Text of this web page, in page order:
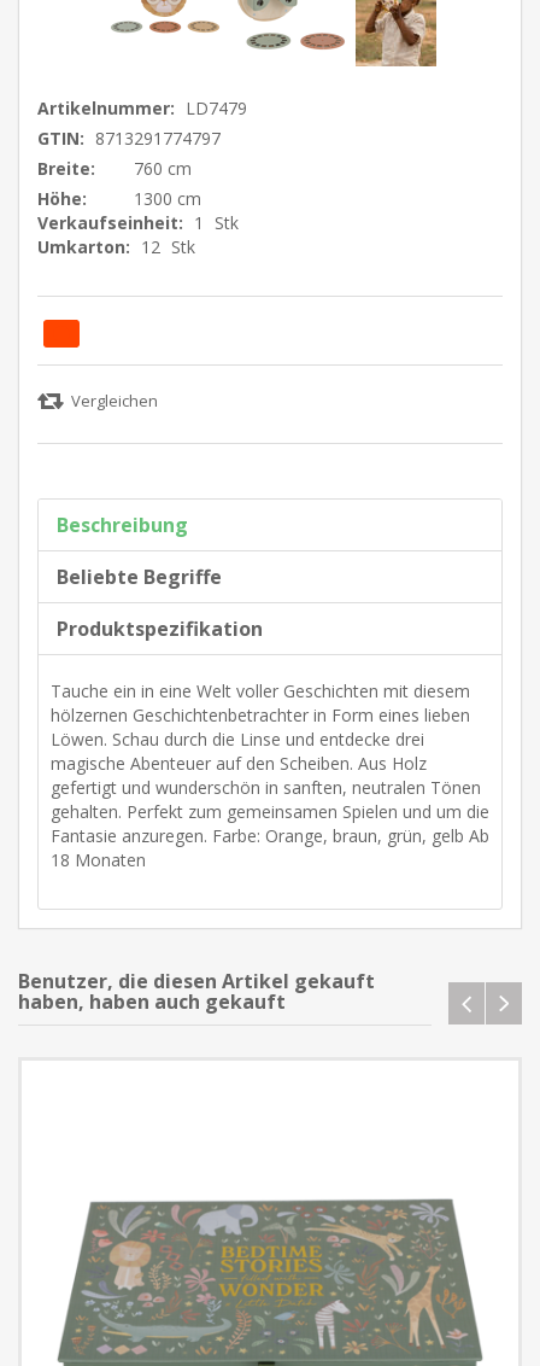
Artikelnummer: LD7479
GTIN: 8713291774797
Breite:
760 cm
Höhe:
1300 cm
Verkaufseinheit: 1
Stk
Umkarton: 12 Stk
Beschreibung
Beliebte Begriffe
Produktspezifikation
Tauche ein in eine Welt voller Geschichten mit diesem
hölzernen Geschichtenbetrachter in Form eines lieben
Löwen. Schau durch die Linse und entdecke drei
magische Abenteuer auf den Scheiben. Aus Holz
gefertigt und wunderschön in sanften, neutralen Tönen
gehalten. Perfekt zum gemeinsamen Spielen und um die
Fantasie anzuregen. Farbe: Orange, braun, grün, gelb Ab
18 Monaten
Benutzer, die diesen Artikel gekauft
haben, haben auch gekauft